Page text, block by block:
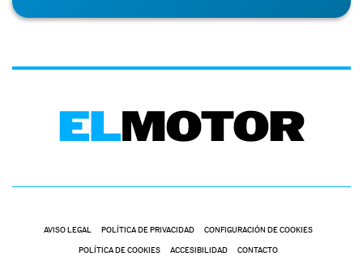
AVISO LEGAL POLÍTICA DE PRIVACIDAD CONFIGURACIÓN DE COOKIES
POLÍTICA DE COOKIES ACCESIBILIDAD CONTACTO